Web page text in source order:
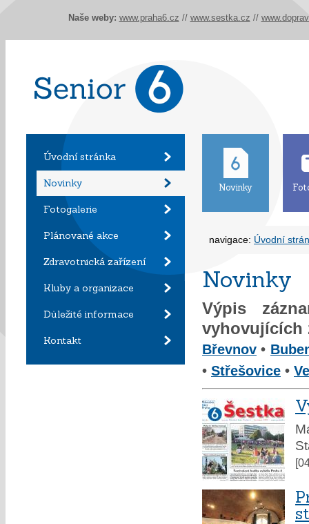
Úvodní stránka
Novinky
Fotogalerie
Plánované akce
Zdravotnická zařízení
Kluby a organizace
Důležité informace
Kontakt
Novinky
navigace: Úvodní
Novinky
Výpis
vyhovujících
Břevnov •
• Střešovice •
Naše weby: www.praha6.cz // www.sestka.cz //